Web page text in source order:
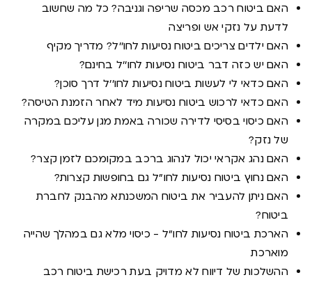
האם ביטוח רכב מכסה שריפה וגניבה? כל מה שחשוב
לדעת על נזקי אש ופריצה
האם ילדים צריכים ביטוח נסיעות לחו''ל? מדריך מקיף
האם יש כזה דבר ביטוח נסיעות לחו''ל בחינם?
האם כדאי לי לעשות ביטוח נסיעות לחו''ל דרך סוכן?
האם כדאי לרכוש ביטוח נסיעות מיד לאחר הזמנת הטיסה?
האם כיסוי בסיסי לדירה שכורה באמת מגן עליכם במקרה
של נזק?
האם נהג אקראי יכול לנהוג ברכב במקומכם לזמן קצר?
האם נחוץ ביטוח נסיעות לחו"ל גם בחופשות קצרות?
האם ניתן להעביר את ביטוח המשכנתא מהבנק לחברת
ביטוח?
הארכת ביטוח נסיעות לחו"ל - כיסוי מלא גם במהלך שהייה
מוארכת
ההשלכות של דיווח לא מדויק בעת רכישת ביטוח רכב